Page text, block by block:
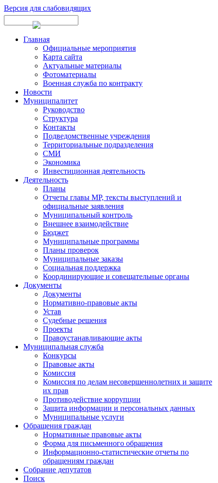
Версия для слабовидящих
Главная
Официальные мероприятия
Карта сайта
Актуальные материалы
Фотоматериалы
Военная служба по контракту
Новости
Муниципалитет
Руководство
Структура
Контакты
Подведомственные учреждения
Территориальные подразделения
СМИ
Экономика
Инвестиционная деятельность
Деятельность
Планы
Отчеты главы МР, тексты выступлений и
официальные заявления
Муниципальный контроль
Внешнее взаимодействие
Бюджет
Муниципальные программы
Планы проверок
Муниципальные заказы
Социальная поддержка
Координирующие и совещательные органы
Документы
Документы
Нормативно-правовые акты
Устав
Судебные решения
Проекты
Правоустанавливающие акты
Муниципальная служба
Конкурсы
Правовые акты
Комиссия
Комиссия по делам несовершеннолетних и защите
их прав
Противодействие коррупции
Защита информации и персональных данных
Муниципальные услуги
Обращения граждан
Нормативные правовые акты
Форма для письменного обращения
Информационно-статистические отчеты по
обращениям граждан
Собрание депутатов
Поиск